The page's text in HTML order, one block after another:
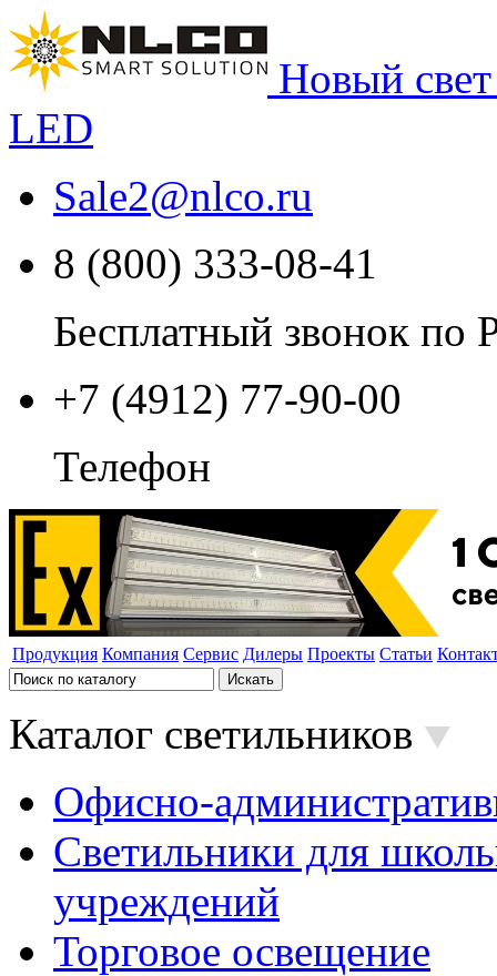
Новый
LED
Sale2@nlco.ru
8 (800) 333-08-41
Бесплатный звонок по
+7 (4912) 77-90-00
Телефон
Продукция Компания Сервис Дилеры Проекты Статьи
Каталог светильников
Офисно-
Светильники для
учреждений
Торговое освещение